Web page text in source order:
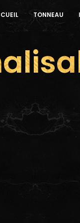
TONNEAU